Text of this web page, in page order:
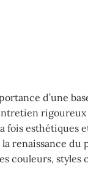
d’une
fois esthétiques
renaissance du
couleurs, styles